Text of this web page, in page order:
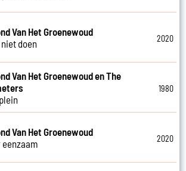
Van Het Groenewoud
doen
2020
Van Het Groenewoud en The
1980
Van Het Groenewoud
2020